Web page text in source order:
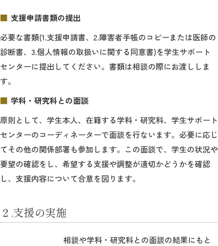
支援申請書類の提出
必要な書類(1.支援申請書、2.障害者手帳のコピーまたは医師の
診断書、3.個人情報の取扱いに関する同意書)を学生サポート
センターに提出してください。書類は相談の際にお渡ししま
す。
学科・研究科との面談
原則として、学生本人、在籍する学科・研究科、学生サポート
センターのコーディネーターで面談を行ないます。必要に応じ
てその他の関係部署も参加します。この面談で、学生の状況や
要望の確認をし、希望する支援や調整が適切かどうかを確認
し、支援内容について合意を図ります。
２.支援の実施
相談や学科・研究科との面談の結果にもと